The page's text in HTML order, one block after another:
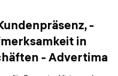
-
in
- Advertima